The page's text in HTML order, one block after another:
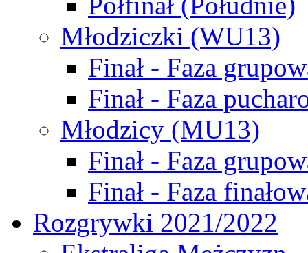
Młodziczki (WU13)
Finał - Faza
Finał - Faza
Młodzicy (MU13)
Finał - Faza
Finał - Faza
Rozgrywki 2021/2022